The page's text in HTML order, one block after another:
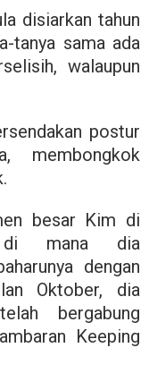
disiarkan tahun
tanya sama ada
walaupun
postur
membongkok
besar Kim di
di mana dia
dengan
Oktober, dia
bergabung
Keeping